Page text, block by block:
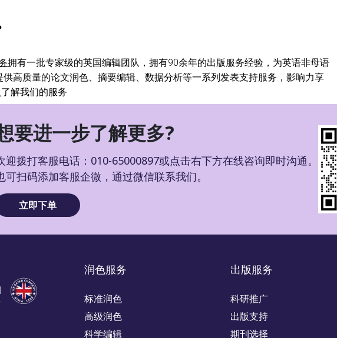
拥有一批专家级的英国编辑团队，拥有90余年的出版服务经验，为英语非母语
供高质量的论文润色、摘要编辑、数据分析等一系列发表支持服务，影响力享
了解我们的服务
要进一步了解更多?
迎拨打客服电话：010-65000897或点击右下方在线咨询即时沟通。
可扫码添加客服企微，通过微信联系我们。
立即下单
润色服务
标准润色
高级润色
科学编辑
出版服务
科研推广
出版支持
期刊选择